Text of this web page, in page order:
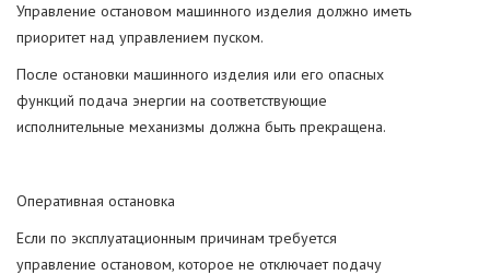
Управление остановом машинного изделия должно иметь
приоритет над управлением пуском.
После остановки машинного изделия или его опасных
функций подача энергии на соответствующие
исполнительные механизмы должна быть прекращена.
Оперативная остановка
Если по эксплуатационным причинам требуется
управление остановом, которое не отключает подачу